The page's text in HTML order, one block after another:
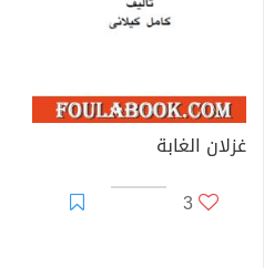
غزلان الغابة
3